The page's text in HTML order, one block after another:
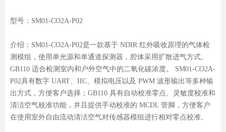
型号：SM01-CO2A-P02
介绍：SM01-CO2A-P02是一款基于 NDIR 红外吸收原理的气体检
测模组，使用单光源和单通道探测器，腔体采用扩散进气方式。
GB110 适合检测室内和户外空气中的二氧化碳浓度。 SM01-CO2A-
P02具有数字 UART、IIC、模拟电压以及 PWM 波形输出等多种输
出方式，方便客户选择；GB110 具有自动校准零点、灵敏度校准和
清洁空气校准功能，并且提供手动校准的 MCDL 管脚，方便客户
在使用室外自由流动清洁空气对传感器模组进行相对零点校准。